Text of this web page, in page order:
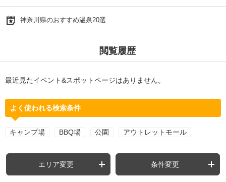
神奈川県のおすすめ温泉20選
閲覧履歴
最近見たイベント&スポットページはありません。
よく使われる検索条件
キャンプ場 BBQ場 公園 アウトレットモール
エリア変更 条件変更